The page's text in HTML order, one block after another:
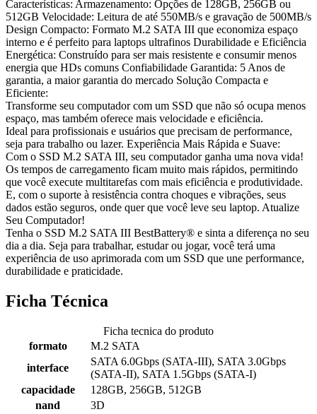
Características: Armazenamento: Opções de 128GB, 256GB ou
512GB Velocidade: Leitura de até 550MB/s e gravação de 500MB/s
Design Compacto: Formato M.2 SATA III que economiza espaço
interno e é perfeito para laptops ultrafinos Durabilidade e Eficiência
Energética: Construído para ser mais resistente e consumir menos
energia que HDs comuns Confiabilidade Garantida: 5 Anos de
garantia, a maior garantia do mercado Solução Compacta e
Eficiente:
Transforme seu computador com um SSD que não só ocupa menos
espaço, mas também oferece mais velocidade e eficiência.
Ideal para profissionais e usuários que precisam de performance,
seja para trabalho ou lazer. Experiência Mais Rápida e Suave:
Com o SSD M.2 SATA III, seu computador ganha uma nova vida!
Os tempos de carregamento ficam muito mais rápidos, permitindo
que você execute multitarefas com mais eficiência e produtividade.
E, com o suporte à resistência contra choques e vibrações, seus
dados estão seguros, onde quer que você leve seu laptop. Atualize
Seu Computador!
Tenha o SSD M.2 SATA III BestBattery® e sinta a diferença no seu
dia a dia. Seja para trabalhar, estudar ou jogar, você terá uma
experiência de uso aprimorada com um SSD que une performance,
durabilidade e praticidade.
Ficha Técnica
Ficha tecnica do produto
formato
M.2 SATA
interface
SATA 6.0Gbps (SATA-III), SATA 3.0Gbps
(SATA-II), SATA 1.5Gbps (SATA-I)
capacidade
128GB, 256GB, 512GB
nand
3D